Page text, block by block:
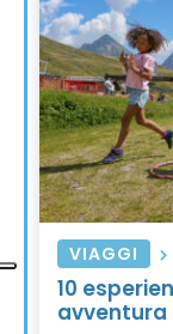
VIAGGI
10
avventura